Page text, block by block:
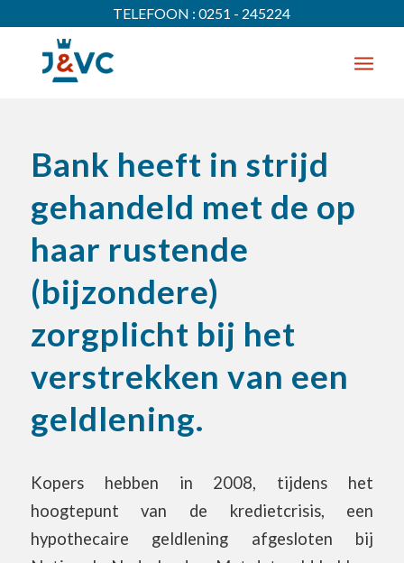
TELEFOON : 0251 - 245224
Bank heeft in strijd
gehandeld met de op
haar rustende
(bijzondere)
zorgplicht bij het
verstrekken van een
geldlening.
Kopers hebben in 2008, tijdens het
hoogtepunt van de kredietcrisis, een
hypothecaire geldlening afgesloten bij